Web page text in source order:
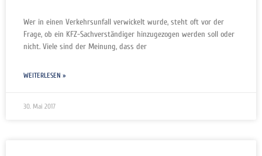
Wer in einen Verkehrsunfall verwickelt wurde, steht oft vor der
Frage, ob ein KFZ-Sachverständiger hinzugezogen werden soll oder
nicht. Viele sind der Meinung, dass der
WEITERLESEN »
30. Mai 2017